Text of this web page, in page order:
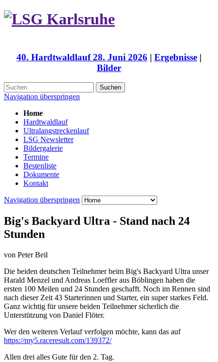
40. Hardtwaldlauf 28. Juni 2026 | Ergebnisse |
Bilder
Suchen
Navigation überspringen
Home
Hardtwaldlauf
Ultralangstreckenlauf
LSG Newsletter
Bildergalerie
Termine
Bestenliste
Dokumente
Kontakt
Navigation überspringen
Big's Backyard Ultra - Stand nach 24
Stunden
von Peter Beil
Die beiden deutschen Teilnehmer beim Big's Backyard Ultra unser
Harald Menzel und Andreas Loeffler aus Böblingen haben die
ersten 100 Meilen und 24 Stunden geschafft. Noch im Rennen sind
nach dieser Zeit 43 Starterinnen und Starter, ein super starkes Feld.
Ganz wichtig für unsere beiden Teilnehmer sicherlich die
Unterstützung von Daniel Flöter.
Wer den weiteren Verlauf verfolgen möchte, kann das auf
https://my5.raceresult.com/139372/
Allen drei alles Gute für den 2. Tag.